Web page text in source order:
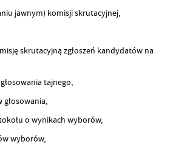
jawnym) komisji skrutacyjnej,
skrutacyjną zgłoszeń kandydatów na
tajnego,
o wynikach wyborów,
wyborów,